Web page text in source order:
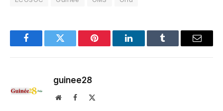
FacebookTwitter Pinterest LinkedInTumblr Email
guinee28
WebsiteFacebook